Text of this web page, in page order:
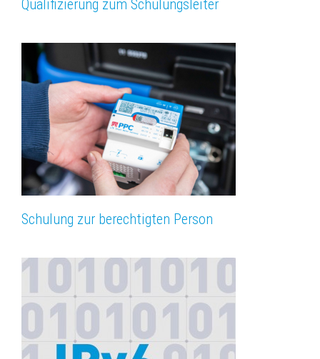
Qualifizierung zum Schulungsleiter
Schulung zur berechtigten Person